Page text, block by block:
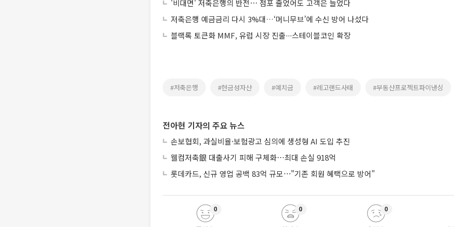
'비대면' 저축은행의 반전⋯ 점포 줄었어도 고객은 늘었다
저축은행 예금금리 다시 3%대…‘머니무브’에 수신 방어 나섰다
블랙록 토큰화 MMF, 유럽 시장 진출∙∙∙스테이블코인 확장
#저축은행 #현금성자산 #예치금 #레고랜드사태 #부동산프로젝트파이낸싱
전아현 기자의 주요 뉴스
손보협회, 과실비율·보험광고 심의에 생성형 AI 도입 추진
웰컴저축銀 대출사기 피해 구체화⋯최대 손실 918억
롯데카드, 신규 영업 공백 83억 규모⋯"기존 회원 혜택으로 방어"
0 0 0